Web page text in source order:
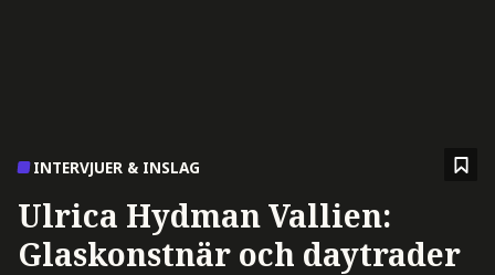
INTERVJUER & INSLAG
Ulrica Hydman Vallien:
Glaskonstnär och daytrader